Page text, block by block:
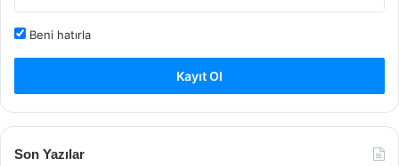
Beni hatırla
Kayıt Ol
Son Yazılar